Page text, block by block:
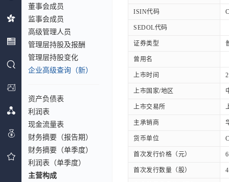
董事会成员
监事会成员
高级管理人员
管理层持股及报酬
管理层持股变化
企业高级查询（新）
资产负债表
利润表
现金流量表
财务摘要（报告期）
财务摘要（单季度）
利润表（单季度）
主营构成
ISIN代码
SEDOL代码
证券类型
曾用名
上市时间
上市国家/地区
上市交易所
主承销商
货币单位
首次发行价格（元）
首次发行数量（股）